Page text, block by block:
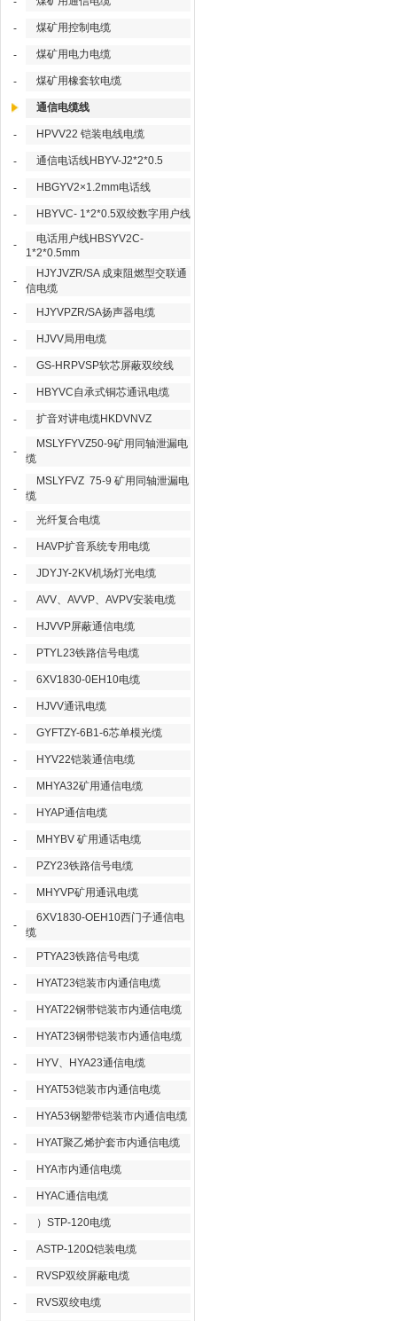
- 煤矿用控制电缆
- 煤矿用电力电缆
- 煤矿用橡套软电缆
通信电缆线
- HPVV22 铠装电线电缆
- 通信电话线HBYV-J2*2*0.5
- HBGYV2×1.2mm电话线
- HBYVC- 1*2*0.5双绞数字用户线
-
电话用户线HBSYV2C-
1*2*0.5mm
-
HJYJVZR/SA 成束阻燃型交联通
信电缆
-
HJYVPZR/SA扬声器电缆
- HJVV局用电缆
- GS-HRPVSP软芯屏蔽双绞线
- HBYVC自承式铜芯通讯电缆
- 扩音对讲电缆HKDVNVZ
-
MSLYFYVZ50-9矿用同轴泄漏电
缆
-
MSLYFVZ 75-9 矿用同轴泄漏电
缆
-
光纤复合电缆
- HAVP扩音系统专用电缆
- JDYJY-2KV机场灯光电缆
- AVV、AVVP、AVPV安装电缆
- HJVVP屏蔽通信电缆
- PTYL23铁路信号电缆
- 6XV1830-0EH10电缆
- HJVV通讯电缆
- GYFTZY-6B1-6芯单模光缆
- HYV22铠装通信电缆
- MHYA32矿用通信电缆
- HYAP通信电缆
- MHYBV 矿用通话电缆
- PZY23铁路信号电缆
- MHYVP矿用通讯电缆
-
6XV1830-OEH10西门子通信电
缆
-
PTYA23铁路信号电缆
- HYAT23铠装市内通信电缆
- HYAT22钢带铠装市内通信电缆
- HYAT23钢带铠装市内通信电缆
- HYV、HYA23通信电缆
- HYAT53铠装市内通信电缆
- HYA53钢塑带铠装市内通信电缆
- HYAT聚乙烯护套市内通信电缆
- HYA市内通信电缆
- HYAC通信电缆
- ）STP-120电缆
- ASTP-120Ω铠装电缆
- RVSP双绞屏蔽电缆
- RVS双绞电缆